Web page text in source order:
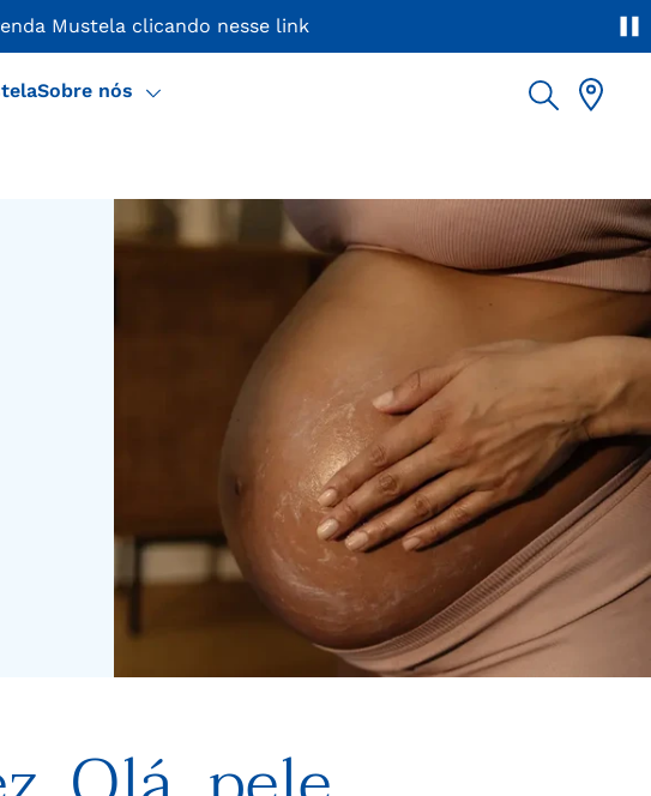
Mustela clicando nesse link
Sobre nós